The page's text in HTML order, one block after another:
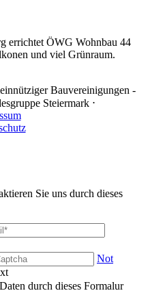
errichtet ÖWG Wohnbau 44
und viel Grünraum.
Bauvereinigungen -
Steiermark ⋅
Sie uns durch dieses
Not
durch dieses Formalur